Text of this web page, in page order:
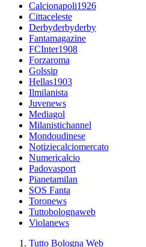
Calcionapoli1926
Cittaceleste
Derbyderbyderby
Fantamagazine
FCInter1908
Forzaroma
Golssip
Hellas1903
Ilmilanista
Juvenews
Mediagol
Milanistichannel
Mondoudinese
Notiziecalciomercato
Numericalcio
Padovasport
Pianetamilan
SOS Fanta
Toronews
Tuttobolognaweb
Violanews
Tutto Bologna Web